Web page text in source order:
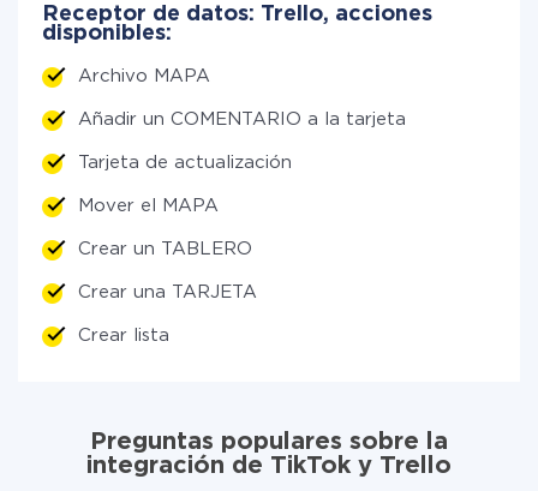
Receptor de datos: Trello, acciones
disponibles:
Archivo MAPA
Añadir un COMENTARIO a la tarjeta
Tarjeta de actualización
Mover el MAPA
Crear un TABLERO
Crear una TARJETA
Crear lista
Preguntas populares sobre la
integración de TikTok y Trello